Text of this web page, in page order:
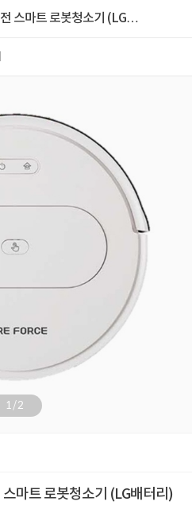
스마트 로봇청소기 (LG배
1/2
마트 로봇청소기 (LG배터리)